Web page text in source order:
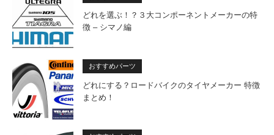
どれを選ぶ！？３大コンポーネントメーカーの特
徴 – シマノ編
おすすめパーツ
どれにする？ロードバイクのタイヤメーカー 特徴
まとめ！